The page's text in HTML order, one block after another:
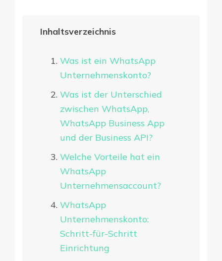
Inhaltsverzeichnis
Was ist ein WhatsApp
Unternehmenskonto?
Was ist der Unterschied
zwischen WhatsApp,
WhatsApp Business App
und der Business API?
Welche Vorteile hat ein
WhatsApp
Unternehmensaccount?
WhatsApp
Unternehmenskonto:
Schritt-für-Schritt
Einrichtung